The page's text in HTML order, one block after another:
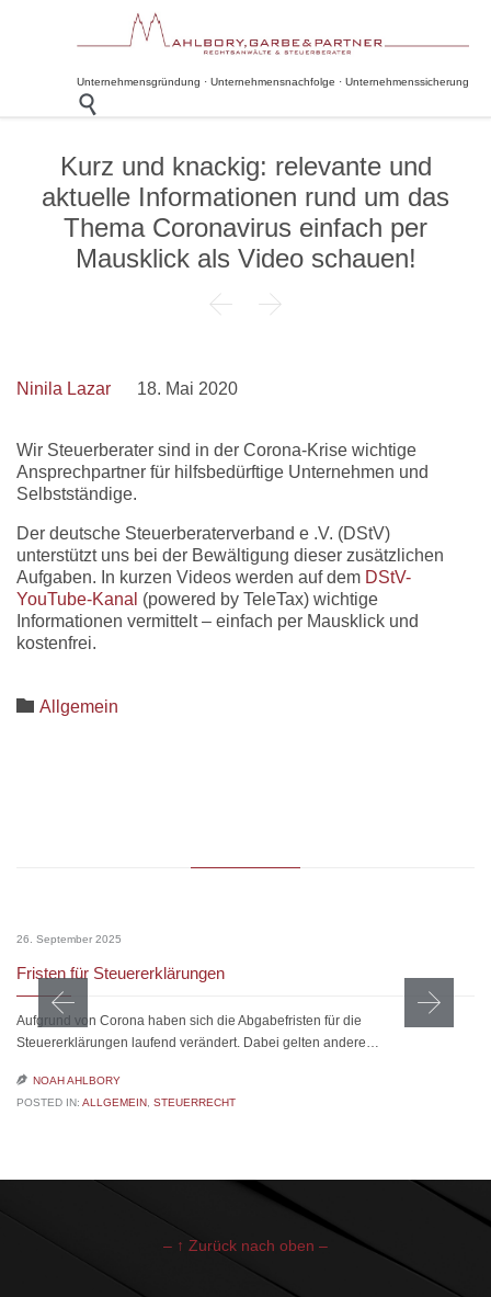
Unternehmensgründung · Unternehmensnachfolge · Unternehmenssicherung

Kurz und knackig: relevante und
aktuelle Informationen rund um das
Thema Coronavirus einfach per
Mausklick als Video schauen!
 
Ninila Lazar 18. Mai 2020
Wir Steuerberater sind in der Corona-Krise wichtige
Ansprechpartner für hilfsbedürftige Unternehmen und
Selbstständige.
Der deutsche Steuerberaterverband e .V. (DStV)
unterstützt uns bei der Bewältigung dieser zusätzlichen
Aufgaben. In kurzen Videos werden auf dem DStV-
YouTube-Kanal (powered by TeleTax) wichtige
Informationen vermittelt – einfach per Mausklick und
kostenfrei.
 Category
Allgemein
26. September 2025
Fristen für Steuererklärungen
Aufgrund von Corona haben sich die Abgabefristen für die
Steuererklärungen laufend verändert. Dabei gelten andere…
 NOAH AHLBORY
POSTED IN: ALLGEMEIN, STEUERRECHT
– ↑ Zurück nach oben –